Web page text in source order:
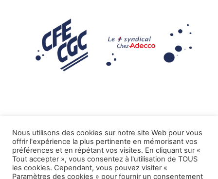
Mentions légales
Tous droits réservés CFE-CGC ADECCO.
Nous utilisons des cookies sur notre site Web pour vous
offrir l'expérience la plus pertinente en mémorisant vos
préférences et en répétant vos visites. En cliquant sur «
Tout accepter », vous consentez à l'utilisation de TOUS
les cookies. Cependant, vous pouvez visiter «
Paramètres des cookies » pour fournir un consentement